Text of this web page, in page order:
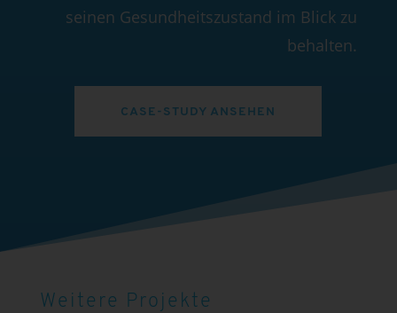
seinen Gesundheitszustand im Blick zu
behalten.
CASE-STUDY ANSEHEN
Weitere Projekte